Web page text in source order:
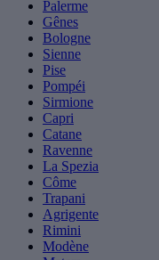
Palerme
Gênes
Bologne
Sienne
Pise
Pompéi
Sirmione
Capri
Catane
Ravenne
La Spezia
Côme
Trapani
Agrigente
Rimini
Modène